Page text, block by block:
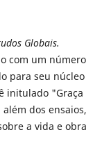
Globais.
com um número
para seu núcleo
initulado "Graça
dos ensaios,
a vida e obra